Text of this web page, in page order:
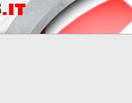
.IT